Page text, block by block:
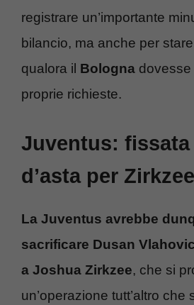
registrare un’importante
bilancio, ma anche per
qualora il Bologna dovesse
proprie richieste.
Juventus: fissata
d’asta per Zirkzee
La Juventus avrebbe
sacrificare Dusan
a Joshua Zirkzee, che si
un’operazione tutt’altro che